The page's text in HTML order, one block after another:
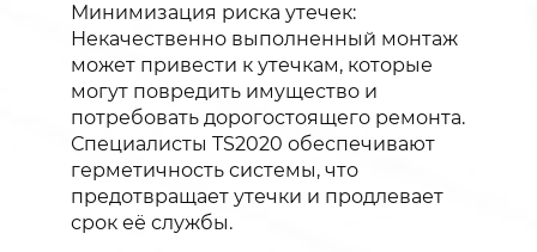
Минимизация риска утечек:
Некачественно выполненный монтаж
может привести к утечкам, которые
могут повредить имущество и
потребовать дорогостоящего ремонта.
Специалисты TS2020 обеспечивают
герметичность системы, что
предотвращает утечки и продлевает
срок её службы.